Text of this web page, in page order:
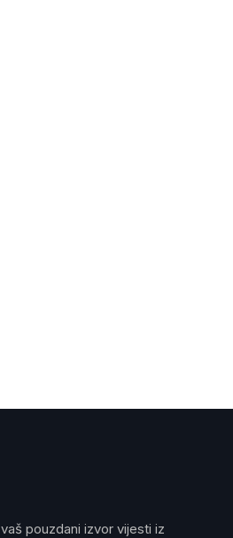
, vaš pouzdani izvor vijesti iz